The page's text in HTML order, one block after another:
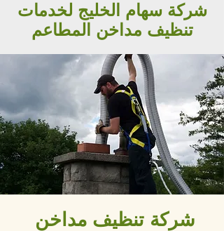
شركة سهام الخليج لخدمات
تنظيف مداخن المطاعم
شركة تنظيف مداخن